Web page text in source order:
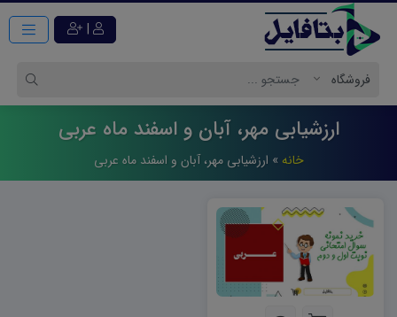
|
ارزشیابی مهر، آبان و اسفند ماه عربی
خانه » ارزشیابی مهر، آبان و اسفند ماه عربی